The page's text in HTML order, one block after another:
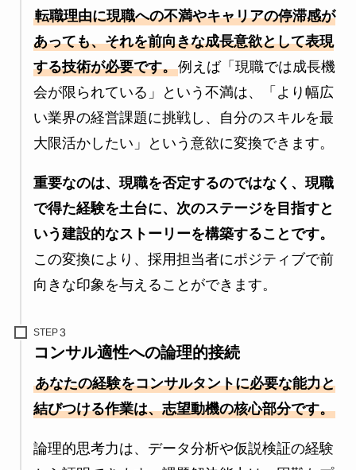
転職理由に現職への不満やキャリアの停滞感が
あっても、それを前向きな成長意欲として表現
する技術が必要です。例えば「現職では成長機
会が限られている」という不満は、「より幅広
い業界の経営課題に挑戦し、自分のスキルを最
大限活かしたい」という意欲に変換できます。
重要なのは、現職を否定するのではなく、現職
で得た経験を土台に、次のステージを目指すと
いう建設的なストーリーを構築することです。
この変換により、採用担当者にポジティブで前
向きな印象を与えることができます。
STEP
コンサル適性への論理的接続
あなたの経験をコンサルタントに必要な能力と
結びつける作業は、志望動機の核心部分です。
論理的思考力は、データ分析や仮説検証の経験